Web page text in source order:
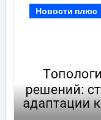
Новости плюс